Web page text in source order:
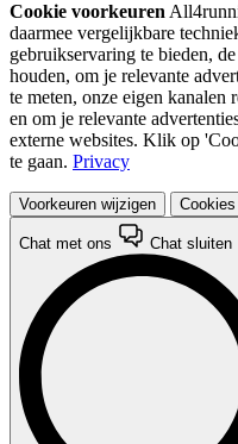
Cookie voorkeuren
daarmee vergelijkbare
gebruikservaring te bieden,
houden, om je relevante
te meten, onze eigen kanalen
en om je relevante
externe websites. Klik op
te gaan. Privacy
Voorkeuren wijzigen
Chat met ons Chat sluiten